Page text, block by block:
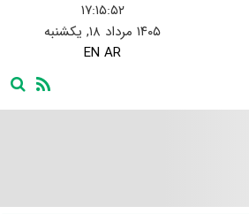
۱۷:۱۵:۵۳
۱۴۰۵ مرداد ۱۸, یکشنبه
EN AR